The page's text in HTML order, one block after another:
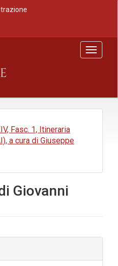
Toggle
Fasc. 1, Itineraria
a cura di Giuseppe
Giovanni